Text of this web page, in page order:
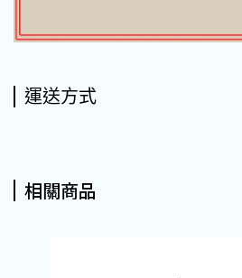
運送方式
相關商品